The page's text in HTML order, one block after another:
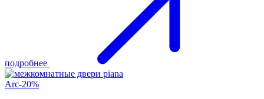
подробнее
Arc-20%